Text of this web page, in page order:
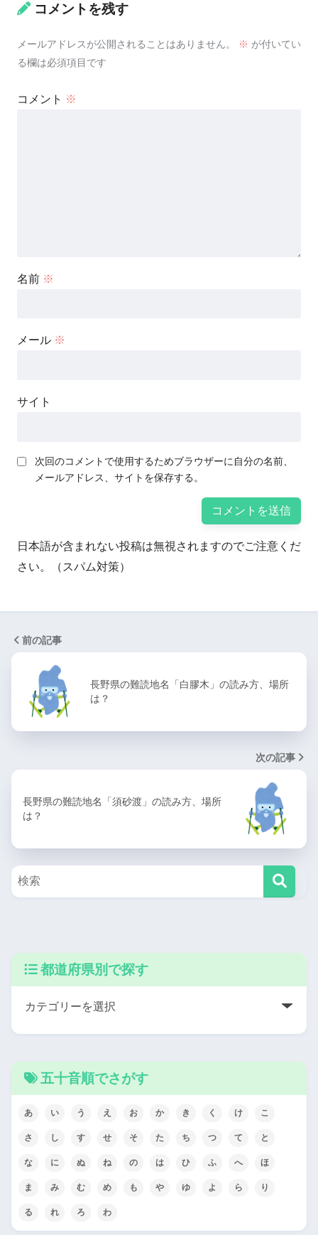
コメントを残す
メールアドレスが公開されることはありません。 ※ が付いてい
る欄は必須項目です
コメント ※
名前 ※
メール ※
サイト
次回のコメントで使用するためブラウザーに自分の名前、
メールアドレス、サイトを保存する。
日本語が含まれない投稿は無視されますのでご注意くだ
さい。（スパム対策）
前の記事
長野県の難読地名「白膠木」の読み方、場所
は？
次の記事
長野県の難読地名「須砂渡」の読み方、場所
は？
都道府県別で探す
五十音順でさがす
あ い う え お か き く け こ
さ し す せ そ た ち つ て と
な に ぬ ね の は ひ ふ へ ほ
ま み む め も や ゆ よ ら り
る れ ろ わ